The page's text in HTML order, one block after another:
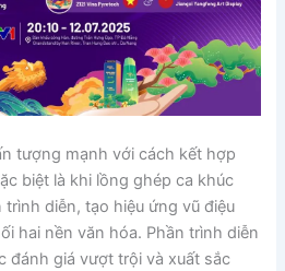
tượng mạnh với cách kết hợp
biệt là khi lồng ghép ca khúc
trình diễn, tạo hiệu ứng vũ điệu
hai nền văn hóa. Phần trình diễn
đánh giá vượt trội và xuất sắc